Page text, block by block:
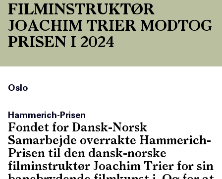
FILMINSTRUKTØR
JOACHIM TRIER MODTOG
PRISEN I 2024
Oslo
Hammerich-Prisen
Fondet for Dansk-Norsk
Samarbejde overrakte Hammerich-
Prisen til den dansk-norske
filminstruktør Joachim Trier for sin